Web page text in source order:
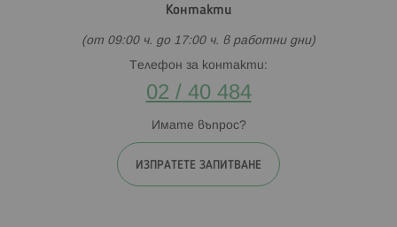
Контакти
(от 09:00 ч. до 17:00 ч. в работни дни)
Телефон за контакти:
02 / 40 484
Имате въпрос?
ИЗПРАТЕТЕ ЗАПИТВАНЕ